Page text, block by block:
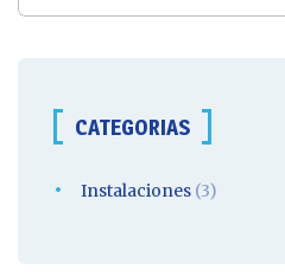
CATEGORIAS
Instalaciones (3)